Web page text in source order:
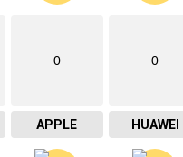
0
APPLE
0
HUAWEI